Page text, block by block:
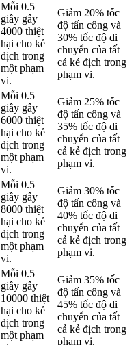
Mỗi 0.5
giây gây
4000 thiệt
hại cho kẻ
địch trong
một phạm
vi.
Giảm 20% tốc
độ tấn công và
30% tốc độ di
chuyển của tất
cả kẻ địch trong
phạm vi.
Mỗi 0.5
giây gây
6000 thiệt
hại cho kẻ
địch trong
một phạm
vi.
Giảm 25% tốc
độ tấn công và
35% tốc độ di
chuyển của tất
cả kẻ địch trong
phạm vi.
Mỗi 0.5
giây gây
8000 thiệt
hại cho kẻ
địch trong
một phạm
vi.
Giảm 30% tốc
độ tấn công và
40% tốc độ di
chuyển của tất
cả kẻ địch trong
phạm vi.
Mỗi 0.5
giây gây
10000 thiệt
hại cho kẻ
địch trong
một phạm
Giảm 35% tốc
độ tấn công và
45% tốc độ di
chuyển của tất
cả kẻ địch trong
phạm vi.